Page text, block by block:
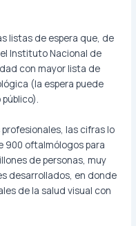
listas de espera que, de
Instituto Nacional de
con mayor lista de
(la espera puede
las cifras lo
900 oftalmólogos para
de personas, muy
desarrollados, en donde
de la salud visual con